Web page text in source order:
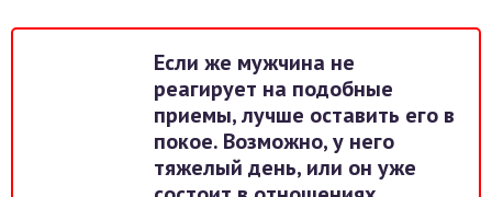
Если же мужчина не
реагирует на подобные
приемы, лучше оставить его в
покое. Возможно, у него
тяжелый день, или он уже